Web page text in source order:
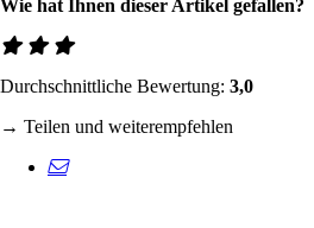
Wie hat Ihnen dieser Artikel gefallen?
Durchschnittliche Bewertung: 3,0
→ Teilen und weiterempfehlen